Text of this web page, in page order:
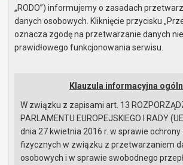
Biuletyn Informacji
Urząd Miasta i
Strona główna Mapa serwisu
Redakcja Instrukcja korzystania
Strona główna
„RODO”) informujemy o zasadach
danych osobowych. Kliknięcie przycisku
oznacza zgodę na przetwarzanie danych
prawidłowego funkcjonowania serwisu.
Klauzula informacyjna
W związku z zapisami art. 13
PARLAMENTU EUROPEJSKIEGO I RADY
dnia 27 kwietnia 2016 r. w sprawie ochrony
fizycznych w związku z przetwarzaniem
osobowych i w sprawie swobodnego